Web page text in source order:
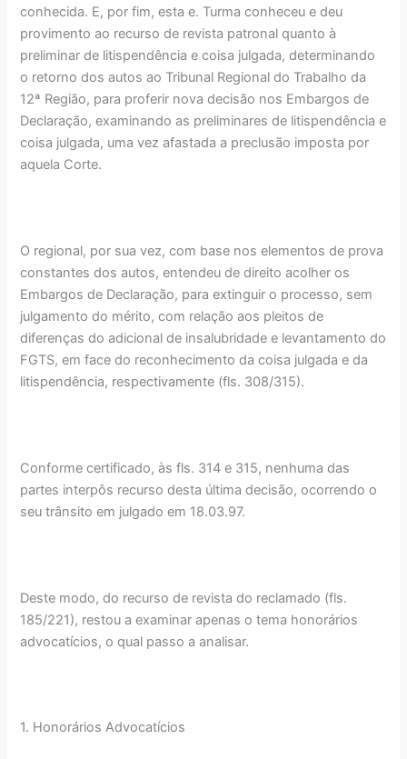
conhecida. E, por fim, esta e. Turma conheceu e deu
provimento ao recurso de revista patronal quanto à
preliminar de litispendência e coisa julgada, determinando
o retorno dos autos ao Tribunal Regional do Trabalho da
12ª Região, para proferir nova decisão nos Embargos de
Declaração, examinando as preliminares de litispendência e
coisa julgada, uma vez afastada a preclusão imposta por
aquela Corte.
O regional, por sua vez, com base nos elementos de prova
constantes dos autos, entendeu de direito acolher os
Embargos de Declaração, para extinguir o processo, sem
julgamento do mérito, com relação aos pleitos de
diferenças do adicional de insalubridade e levantamento do
FGTS, em face do reconhecimento da coisa julgada e da
litispendência, respectivamente (fls. 308/315).
Conforme certificado, às fls. 314 e 315, nenhuma das
partes interpôs recurso desta última decisão, ocorrendo o
seu trânsito em julgado em 18.03.97.
Deste modo, do recurso de revista do reclamado (fls.
185/221), restou a examinar apenas o tema honorários
advocatícios, o qual passo a analisar.
1. Honorários Advocatícios